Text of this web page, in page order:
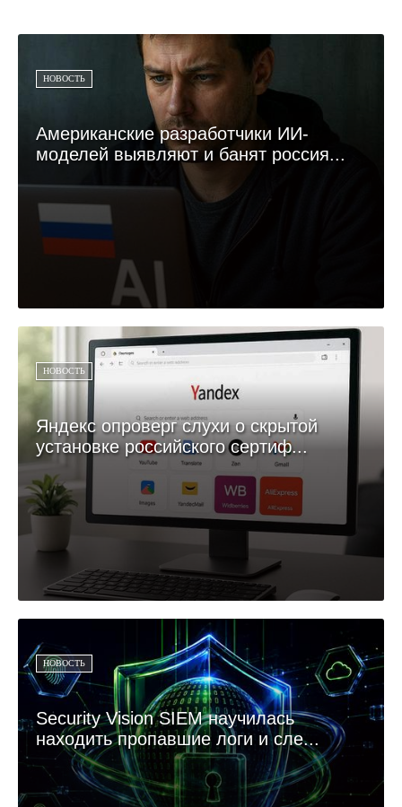
НОВОСТЬ
Американские разработчики ИИ-
моделей выявляют и банят россия...
НОВОСТЬ
Яндекс опроверг слухи о скрытой
установке российского сертиф...
НОВОСТЬ
Security Vision SIEM научилась
находить пропавшие логи и сле...